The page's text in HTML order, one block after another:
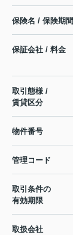
保険名 / 保険期間
保証会社 / 料金
取引態様 /
賃貸区分
物件番号
管理コード
取引条件の
有効期限
取扱会社